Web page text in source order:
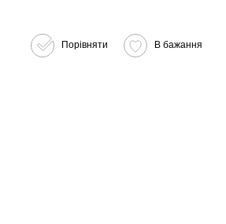
Порівняти В бажання